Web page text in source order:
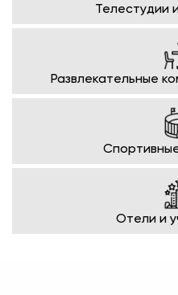
Телестудии
Развлекательные
Отели и